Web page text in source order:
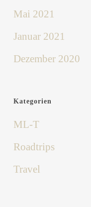
Mai 2021
Januar 2021
Dezember 2020
Kategorien
ML-T
Roadtrips
Travel